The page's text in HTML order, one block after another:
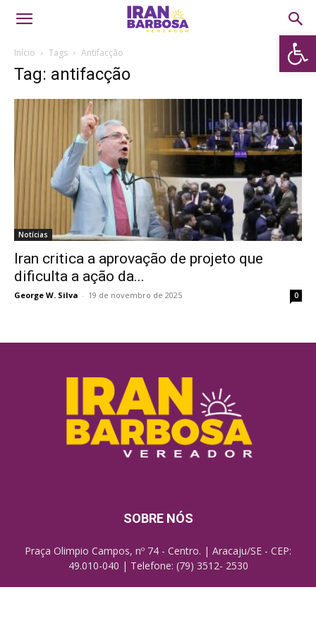
Abrir
Início Tags Antifacção
Tag: antifacção
Notícias
Iran critica a aprovação de projeto que
dificulta a ação da...
George W. Silva - 19 de novembro de 2025 0
SOBRE NÓS
Praça Olimpio Campos, nº 74 - Centro. | Aracaju/SE - CEP:
49.010-040 | Telefone: (79) 3512- 2530